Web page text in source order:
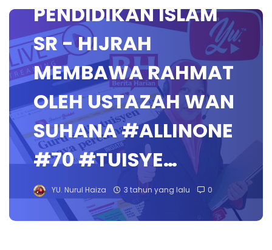
PENDIDIKAN ISLAM
SR - HIJRAH
MEMBAWA RAHMAT
OLEH USTAZAH WAN
SUHANA #ALLINONE
#70 #TUISYE…
YU. Nurul Haiza 3 tahun yang lalu 0